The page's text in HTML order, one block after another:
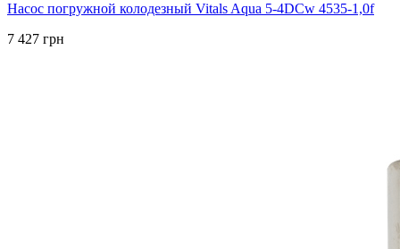
Насос погружной колодезный Vitals Aqua 5-4DCw 4535-1,0f
7 427 грн